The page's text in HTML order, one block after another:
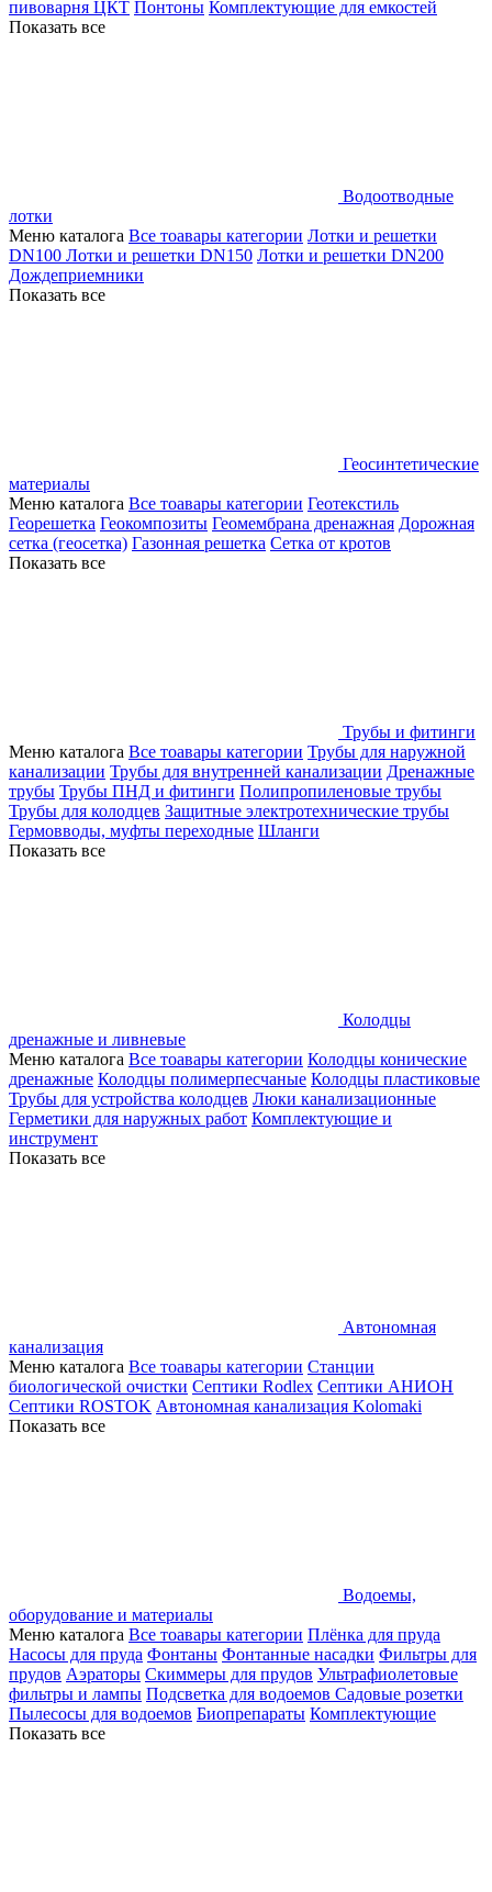
пивоварня ЦКТ Понтоны Комплектующие для емкостей
Показать все
Водоотводные
лотки
Меню каталога Все тоавары категории Лотки и решетки
DN100 Лотки и решетки DN150 Лотки и решетки DN200
Дождеприемники
Показать все
Геосинтетические
материалы
Меню каталога Все тоавары категории Геотекстиль
Георешетка Геокомпозиты Геомембрана дренажная Дорожная
сетка (геосетка) Газонная решетка Сетка от кротов
Показать все
Трубы и фитинги
Меню каталога Все тоавары категории Трубы для наружной
канализации Трубы для внутренней канализации Дренажные
трубы Трубы ПНД и фитинги Полипропиленовые трубы
Трубы для колодцев Защитные электротехнические трубы
Гермовводы, муфты переходные Шланги
Показать все
Колодцы
дренажные и ливневые
Меню каталога Все тоавары категории Колодцы конические
дренажные Колодцы полимерпесчаные Колодцы пластиковые
Трубы для устройства колодцев Люки канализационные
Герметики для наружных работ Комплектующие и
инструмент
Показать все
Автономная
канализация
Меню каталога Все тоавары категории Станции
биологической очистки Септики Rodlex Септики АНИОН
Септики ROSTOK Автономная канализация Kolomaki
Показать все
Водоемы,
оборудование и материалы
Меню каталога Все тоавары категории Плёнка для пруда
Насосы для пруда Фонтаны Фонтанные насадки Фильтры для
прудов Аэраторы Скиммеры для прудов Ультрафиолетовые
фильтры и лампы Подсветка для водоемов Садовые розетки
Пылесосы для водоемов Биопрепараты Комплектующие
Показать все